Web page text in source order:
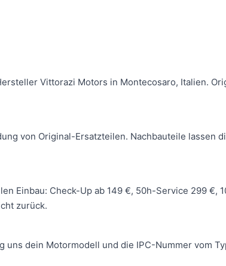
Vittorazi Motors in Montecosaro, Italien.
von Original-Ersatzteilen. Nachbauteile lassen
Einbau: Check-Up ab 149 €, 50h-Service 299 €,
zurück.
dein Motormodell und die IPC-Nummer vom